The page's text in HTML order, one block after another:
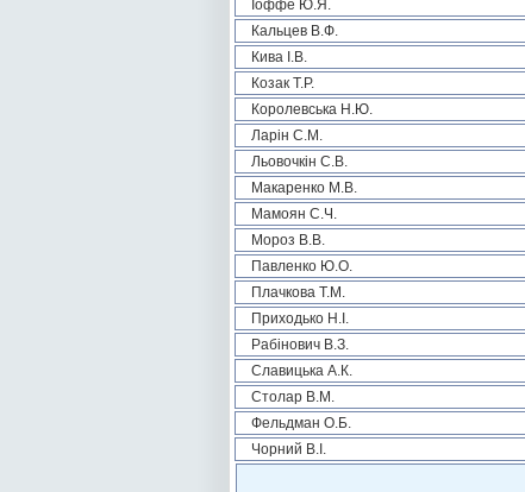
Іоффе Ю.Я.
Кальцев В.Ф.
Кива І.В.
Козак Т.Р.
Королевська Н.Ю.
Ларін С.М.
Льовочкін С.В.
Макаренко М.В.
Мамоян С.Ч.
Мороз В.В.
Павленко Ю.О.
Плачкова Т.М.
Приходько Н.І.
Рабінович В.З.
Славицька А.К.
Столар В.М.
Фельдман О.Б.
Чорний В.І.